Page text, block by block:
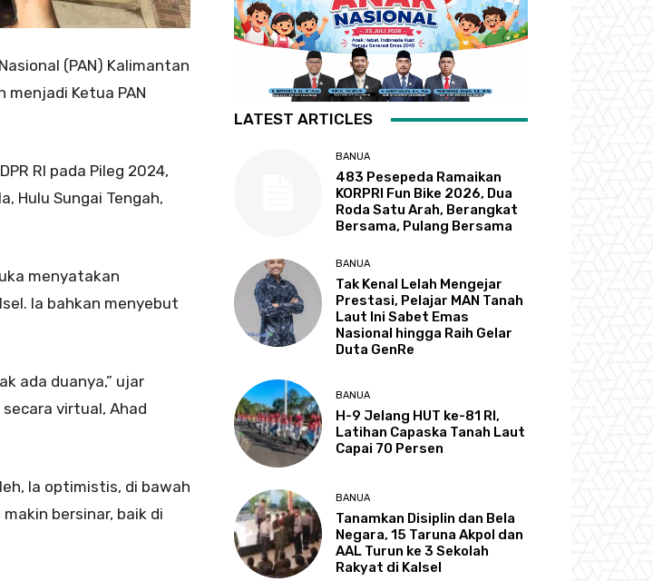
(PAN) Kalimantan
Ketua PAN
RI pada Pileg 2024,
Hulu Sungai Tengah,
menyatakan
Ia bahkan menyebut
ada duanya,” ujar
secara virtual, Ahad
Ia optimistis, di bawah
bersinar, baik di
LATEST ARTICLES
BANUA
483 Pesepeda Ramaikan
KORPRI Fun Bike 2026, Dua
Roda Satu Arah, Berangkat
Bersama, Pulang Bersama
BANUA
Tak Kenal Lelah Mengejar
Prestasi, Pelajar MAN Tanah
Laut Ini Sabet Emas
Nasional hingga Raih Gelar
Duta GenRe
BANUA
H-9 Jelang HUT ke-81 RI,
Latihan Capaska Tanah Laut
Capai 70 Persen
BANUA
Tanamkan Disiplin dan Bela
Negara, 15 Taruna Akpol dan
AAL Turun ke 3 Sekolah
Rakyat di Kalsel